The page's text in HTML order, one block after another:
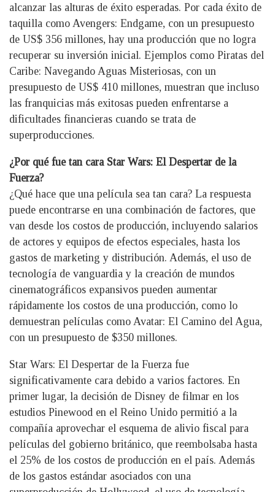
alcanzar las alturas de éxito esperadas. Por cada éxito de
taquilla como Avengers: Endgame, con un presupuesto
de US$ 356 millones, hay una producción que no logra
recuperar su inversión inicial. Ejemplos como Piratas del
Caribe: Navegando Aguas Misteriosas, con un
presupuesto de US$ 410 millones, muestran que incluso
las franquicias más exitosas pueden enfrentarse a
dificultades financieras cuando se trata de
superproducciones.
¿Por qué fue tan cara Star Wars: El Despertar de la
Fuerza?
¿Qué hace que una película sea tan cara? La respuesta
puede encontrarse en una combinación de factores, que
van desde los costos de producción, incluyendo salarios
de actores y equipos de efectos especiales, hasta los
gastos de marketing y distribución. Además, el uso de
tecnología de vanguardia y la creación de mundos
cinematográficos expansivos pueden aumentar
rápidamente los costos de una producción, como lo
demuestran películas como Avatar: El Camino del Agua,
con un presupuesto de $350 millones.
Star Wars: El Despertar de la Fuerza fue
significativamente cara debido a varios factores. En
primer lugar, la decisión de Disney de filmar en los
estudios Pinewood en el Reino Unido permitió a la
compañía aprovechar el esquema de alivio fiscal para
películas del gobierno británico, que reembolsaba hasta
el 25% de los costos de producción en el país. Además
de los gastos estándar asociados con una